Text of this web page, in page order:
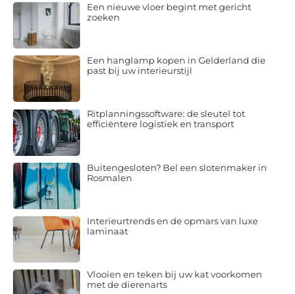
Een nieuwe vloer begint met gericht
zoeken
Een hanglamp kopen in Gelderland die
past bij uw interieurstijl
Ritplanningssoftware: de sleutel tot
efficiëntere logistiek en transport
Buitengesloten? Bel een slotenmaker in
Rosmalen
Interieurtrends en de opmars van luxe
laminaat
Vlooien en teken bij uw kat voorkomen
met de dierenarts